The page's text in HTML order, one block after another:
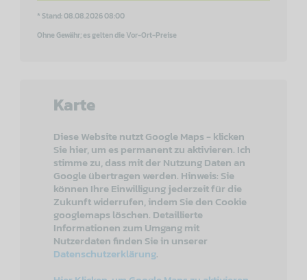
* Stand: 08.08.2026 08:00
Ohne Gewähr; es gelten die Vor-Ort-Preise
Karte
Diese Website nutzt Google Maps - klicken
Sie hier, um es permanent zu aktivieren. Ich
stimme zu, dass mit der Nutzung Daten an
Google übertragen werden. Hinweis: Sie
können Ihre Einwilligung jederzeit für die
Zukunft widerrufen, indem Sie den Cookie
googlemaps löschen. Detaillierte
Informationen zum Umgang mit
Nutzerdaten finden Sie in unserer
Datenschutzerklärung.